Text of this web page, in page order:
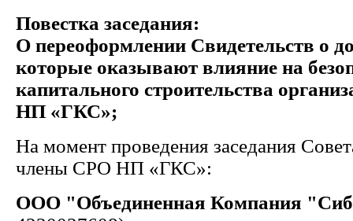
Повестка заседания:
О переоформлении Свидетельств о
которые оказывают влияние на
капитального строительства
НП «ГКС»;
На момент проведения заседания
члены СРО НП «ГКС»:
ООО "Объединенная Компания